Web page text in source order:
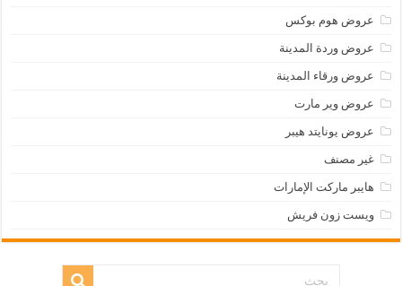
عروض هوم بوكس
عروض وردة المدينة
عروض ورقاء المدينة
عروض وير مارت
عروض يونايتد هيبر
غير مصنف
هايبر ماركت الإمارات
ويست زون فريش